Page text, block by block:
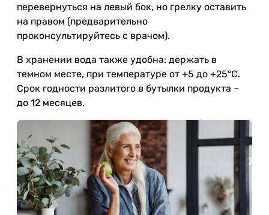
перевернуться на левый бок, но грелку оставить
на правом (предварительно
проконсультируйтесь с врачом).
В хранении вода также удобна: держать в
темном месте, при температуре от +5 до +25°С.
Срок годности разлитого в бутылки продукта –
до 12 месяцев.